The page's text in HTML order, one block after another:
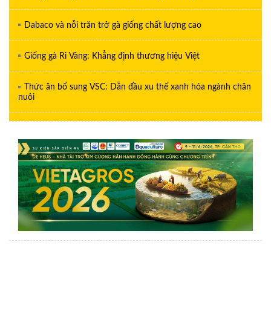
Dabaco và nỗi trăn trở gà giống chất lượng cao
Giống gà Ri Vàng: Khẳng định thương hiệu Việt
Thức ăn bổ sung VSC: Dẫn đầu xu thế xanh hóa ngành chăn
nuôi